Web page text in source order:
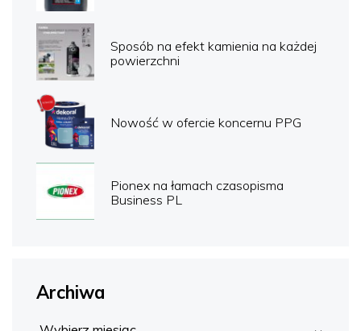
Sposób na efekt kamienia na każdej
powierzchni
Nowość w ofercie koncernu PPG
Pionex na łamach czasopisma
Business PL
Archiwa